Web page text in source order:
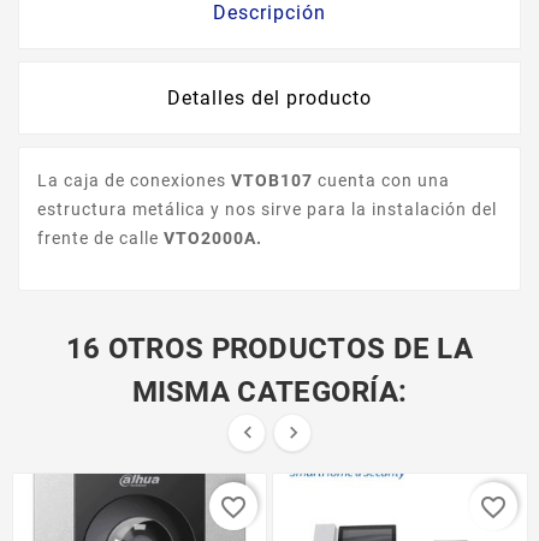
Descripción
Detalles del producto
La caja de conexiones VTOB107 cuenta con una
estructura metálica y nos sirve para la instalación del
frente de calle VTO2000A.
16 OTROS PRODUCTOS DE LA
MISMA CATEGORÍA:
 
favorite_border favorite_border